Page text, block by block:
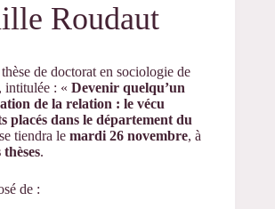
Roudaut
de doctorat en sociologie de
, intitulée : « Devenir quelqu’un
de la relation : le vécu
placés dans le département du
tiendra le mardi 26 novembre, à
thèses.
de :